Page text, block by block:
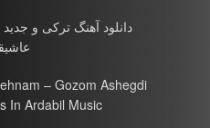
دانلود آهنگ ترکی و جدید
– Gozom Ashegdi
In Ardabil Music